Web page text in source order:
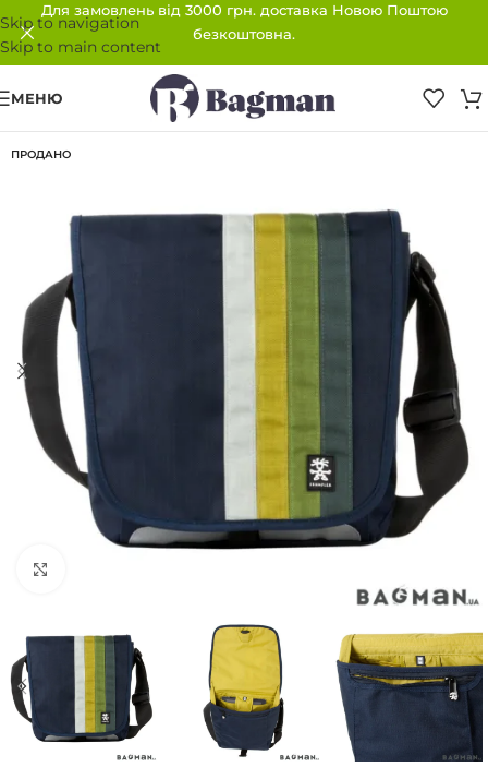
Skip to navigation
Skip to main content
Для замовлень від 3000 грн. доставка Новою Поштою
безкоштовна.
МЕНЮ
ПРОДАНО